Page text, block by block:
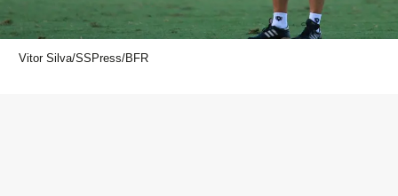
Vitor Silva/SSPress/BFR